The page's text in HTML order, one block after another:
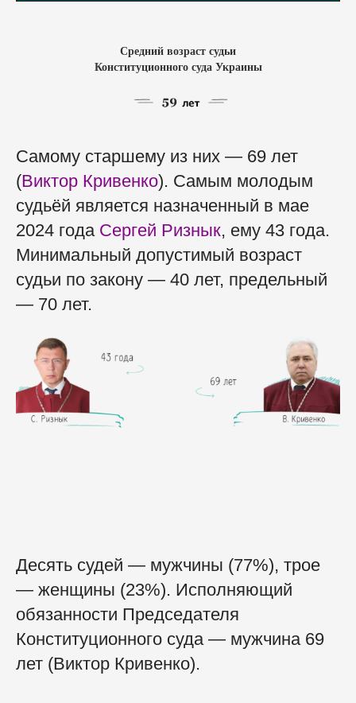
Средний возраст судьи
Конституционного суда Украины
Самому старшему из них — 69 лет
(Виктор Кривенко). Самым молодым
судьёй является назначенный в мае
2024 года Сергей Ризнык, ему 43 года.
Минимальный допустимый возраст
судьи по закону — 40 лет, предельный
— 70 лет.
Десять судей — мужчины (77%), трое
— женщины (23%). Исполняющий
обязанности Председателя
Конституционного суда — мужчина 69
лет (Виктор Кривенко).